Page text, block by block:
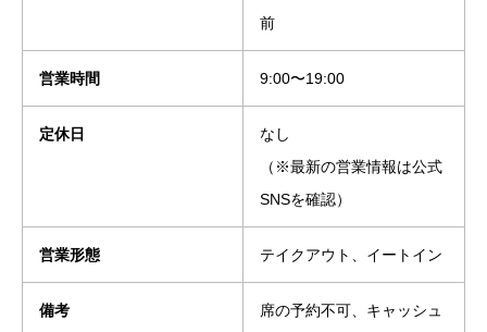
前
営業時間 9:00〜19:00
定休日
なし
（※最新の営業情報は公式
SNSを確認）
営業形態 テイクアウト、イートイン
備考
席の予約不可、キャッシュ